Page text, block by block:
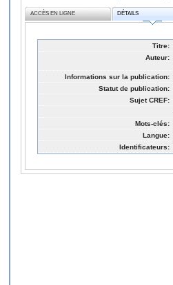
ACCÈS EN LIGNE DÉTAILS
Titre:
Auteur:
Informations sur la publication:
Statut de publication:
Sujet CREF:
Mots-clés:
Langue:
Identificateurs: